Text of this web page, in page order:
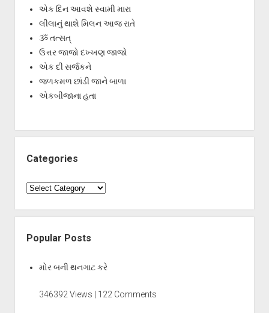
એક દિન આવશે સ્વામી મારા
લીલાનું થાશે મિલન આજ રાતે
ૐ તત્સત્
ઉત્તર જાજો દખ્ખણ જાજો
એક દી સર્જકને
જળકમળ છાંડી જાને બાળા
એકબીજાના હતા
Categories
Categories
Popular Posts
મોર બની થનગાટ કરે
346392 Views | 122 Comments